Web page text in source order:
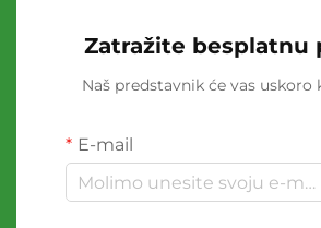
Zatražite besplatnu
Naš predstavnik će vas uskoro
E-mail